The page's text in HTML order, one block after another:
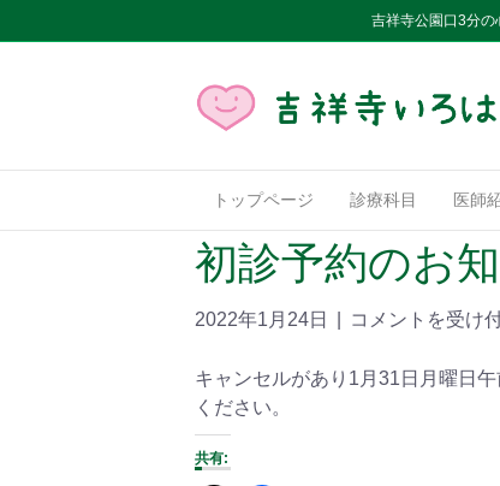
吉祥寺公園口3分の
トップページ 診療科目 医師
初診予約のお
2022年1月24日 コメントを受け
キャンセルがあり1月31日月曜日
ください。
共有: